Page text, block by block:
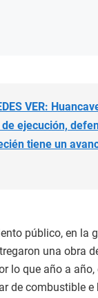
VER:
ejecución,
tiene un
público, en la
una obra
lo que año a año,
de combustible